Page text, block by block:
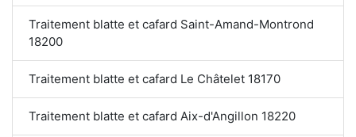
Traitement blatte et cafard Saint-Amand-Montrond
18200
Traitement blatte et cafard Le Châtelet 18170
Traitement blatte et cafard Aix-d'Angillon 18220